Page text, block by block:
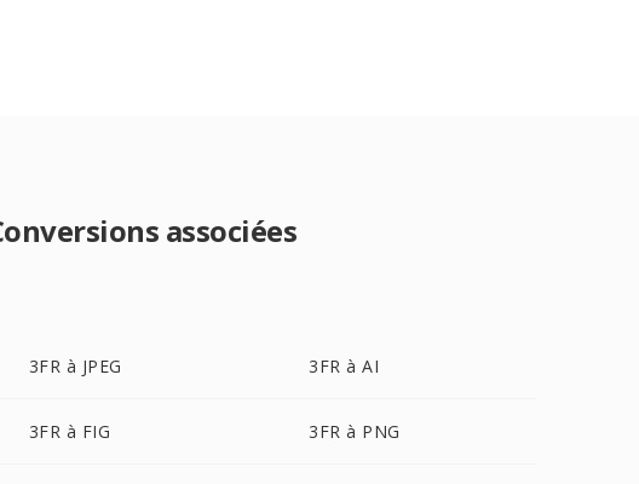
associées
3FR à JPEG 3FR à AI
3FR à FIG 3FR à PNG